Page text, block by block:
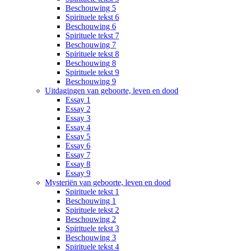
Beschouwing 5
Spirituele tekst 6
Beschouwing 6
Spirituele tekst 7
Beschouwing 7
Spirituele tekst 8
Beschouwing 8
Spirituele tekst 9
Beschouwing 9
Uitdagingen van geboorte, leven en dood
Essay 1
Essay 2
Essay 3
Essay 4
Essay 5
Essay 6
Essay 7
Essay 8
Essay 9
Mysteriën van geboorte, leven en dood
Spirituele tekst 1
Beschouwing 1
Spirituele tekst 2
Beschouwing 2
Spirituele tekst 3
Beschouwing 3
Spirituele tekst 4